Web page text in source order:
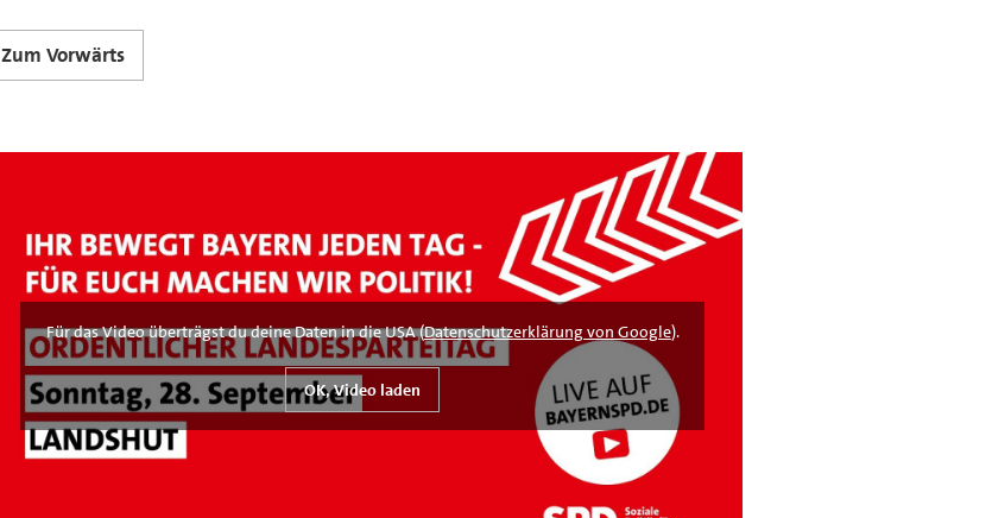
Zum Vorwärts
Für das Video überträgst du deine Daten in die USA (Datenschutzerklärung von Google).